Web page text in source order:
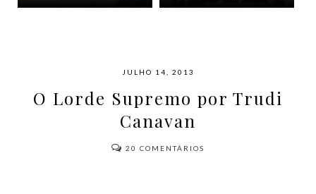
JULHO 14, 2013
O Lorde Supremo por Trudi
Canavan
20 COMENTÁRIOS